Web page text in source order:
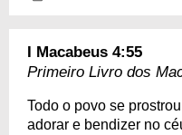
I Macabeus 4:55
Primeiro Livro dos
Todo o povo se
adorar e bendizer no